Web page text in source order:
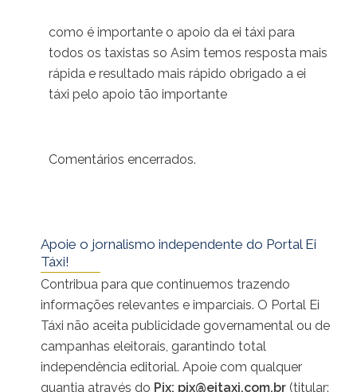
como é importante o apoio da ei táxi para
todos os taxistas so Asim temos resposta mais
rápida e resultado mais rápido obrigado a ei
táxi pelo apoio tão importante
Comentários encerrados.
Apoie o jornalismo independente do Portal Ei
Táxi!
Contribua para que continuemos trazendo
informações relevantes e imparciais. O Portal Ei
Táxi não aceita publicidade governamental ou de
campanhas eleitorais, garantindo total
independência editorial. Apoie com qualquer
quantia através do Pix: pix@eitaxi.com.br (titular: